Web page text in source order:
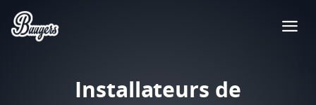
Installateurs de